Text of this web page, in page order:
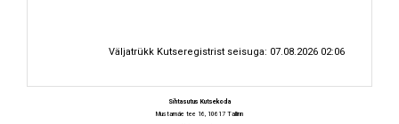
Väljatrükk Kutseregistrist seisuga: 07.08.2026 02:06
Sihtasutus Kutsekoda
Mustamäe tee 16, 10617 Tallinn